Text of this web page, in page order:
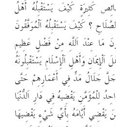
كَثِيرَةٍ كَيْفَ يَسْتَقْبِلُهُ أَهْلُ
؟ كَيْفَ يَسْتَقْبِلُهُ اَلْمُوَفَّقُونَ
مَا عِنْدَ اَللَّهِ مِنْ فَضْلٍ عَظِيمٍ
اَلْإِيمَانِ وَأَهْلِ اَلْإِسْلَامِ يَسْتَقْبِلُونَهُ
جَلَّ جَلَالُ مَدٍّ فِي أَعْمَارِهِمْ حَتَّى
لِلْمُؤَمَّنِ يَقْضِيهُ فِي دَارِ اَلدُّنْيَا
يَقْضِي أَيَّامَهُ بِأَيِّ شَيْءٍ يَقْضِيهَا